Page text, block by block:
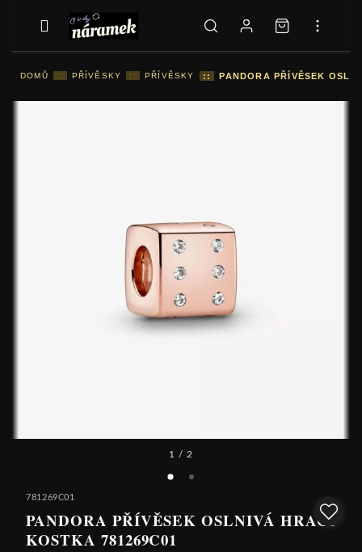
DOMŮ :: PŘÍVĚSKY :: PŘÍVĚSKY :: PANDORA PŘÍVĚSEK
1 / 2
781269C01
PANDORA PŘÍVĚSEK OSLNIVÁ HRACÍ
KOSTKA 781269C01